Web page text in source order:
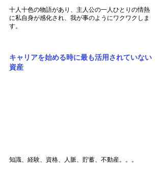
十人十色の物語があり、主人公の一人ひとりの情熱
に私自身が感化され、我が事のようにワクワクしま
す。
キャリアを始める時に最も活用されていない
資産
知識、経験、資格、人脈、貯蓄、不動産。。。